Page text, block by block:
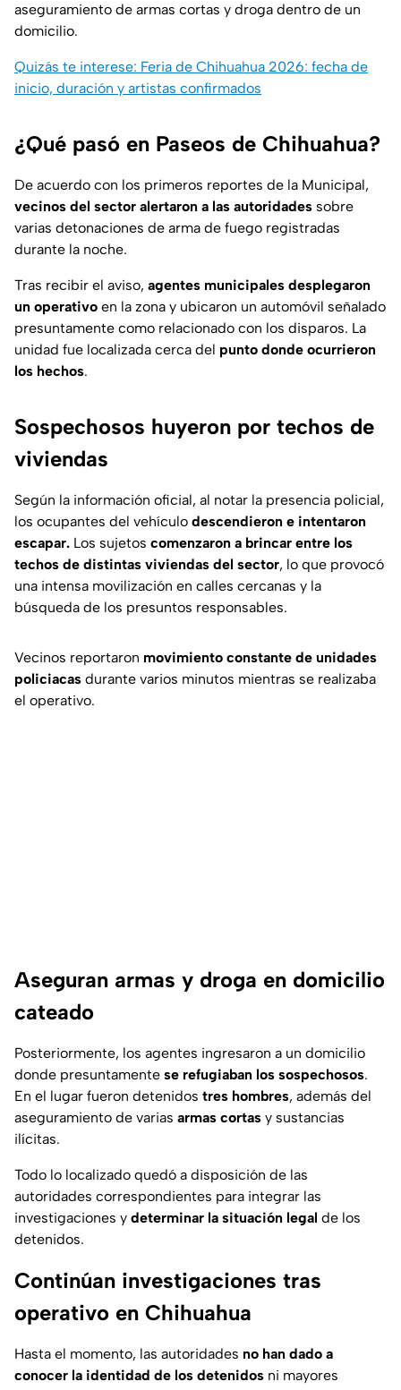
aseguramiento de armas cortas y droga dentro de un
domicilio.
Quizás te interese: Feria de Chihuahua 2026: fecha de
inicio, duración y artistas confirmados
¿Qué pasó en Paseos de Chihuahua?
De acuerdo con los primeros reportes de la Municipal,
vecinos del sector alertaron a las autoridades sobre
varias detonaciones de arma de fuego registradas
durante la noche.
Tras recibir el aviso, agentes municipales desplegaron
un operativo en la zona y ubicaron un automóvil señalado
presuntamente como relacionado con los disparos. La
unidad fue localizada cerca del punto donde ocurrieron
los hechos.
Sospechosos huyeron por techos de
viviendas
Según la información oficial, al notar la presencia policial,
los ocupantes del vehículo descendieron e intentaron
escapar. Los sujetos comenzaron a brincar entre los
techos de distintas viviendas del sector, lo que provocó
una intensa movilización en calles cercanas y la
búsqueda de los presuntos responsables.
Vecinos reportaron movimiento constante de unidades
policiacas durante varios minutos mientras se realizaba
el operativo.
Aseguran armas y droga en domicilio
cateado
Posteriormente, los agentes ingresaron a un domicilio
donde presuntamente se refugiaban los sospechosos.
En el lugar fueron detenidos tres hombres, además del
aseguramiento de varias armas cortas y sustancias
ilícitas.
Todo lo localizado quedó a disposición de las
autoridades correspondientes para integrar las
investigaciones y determinar la situación legal de los
detenidos.
Continúan investigaciones tras
operativo en Chihuahua
Hasta el momento, las autoridades no han dado a
conocer la identidad de los detenidos ni mayores